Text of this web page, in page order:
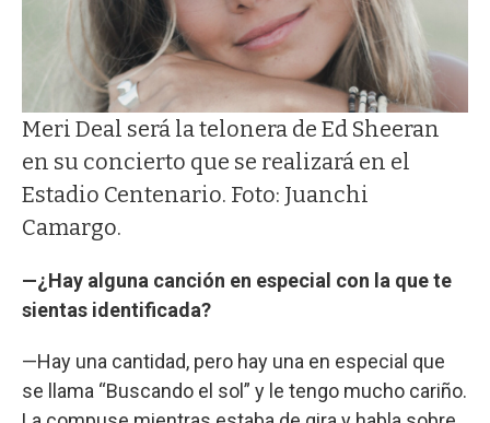
Meri Deal será la telonera de Ed Sheeran
en su concierto que se realizará en el
Estadio Centenario. Foto: Juanchi
Camargo.
—¿Hay alguna canción en especial con la que te
sientas identificada?
—Hay una cantidad, pero hay una en especial que
se llama “Buscando el sol” y le tengo mucho cariño.